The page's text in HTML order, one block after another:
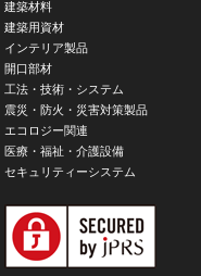
建築材料
建築用資材
インテリア製品
開口部材
工法・技術・システム
震災・防火・災害対策製品
エコロジー関連
医療・福祉・介護設備
セキュリティーシステム